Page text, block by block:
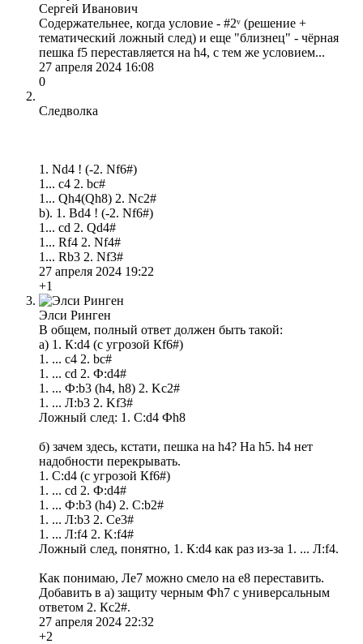
Сергей Иванович
Содержательнее, когда условие - #2ᵛ (решение +
тематический ложный след) и еще "близнец" - чёрная
пешка f5 переставляется на h4, с тем же условием...
27 апреля 2024 16:08
0
Следволка
1. Nd4 ! (-2. Nf6#)
1... c4 2. bc#
1... Qh4(Qh8) 2. Nc2#
b). 1. Bd4 ! (-2. Nf6#)
1... cd 2. Qd4#
1... Rf4 2. Nf4#
1... Rb3 2. Nf3#
27 апреля 2024 19:22
+1
Элси Ринген
В общем, полный ответ должен быть такой:
а) 1. К:d4 (c угрозой Кf6#)
1. ... c4 2. bc#
1. ... cd 2. Ф:d4#
1. ... Ф:b3 (h4, h8) 2. Kc2#
1. ... Л:b3 2. Kf3#
Ложный след: 1. С:d4 Фh8
б) зачем здесь, кстати, пешка на h4? На h5. h4 нет
надобности перекрывать.
1. С:d4 (c угрозой Кf6#)
1. ... cd 2. Ф:d4#
1. ... Ф:b3 (h4) 2. C:b2#
1. ... Л:b3 2. Ce3#
1. ... Л:f4 2. K:f4#
Ложный след, понятно, 1. К:d4 как раз из-за 1. ... Л:f4.
Как понимаю, Лe7 можно смело на е8 переставить.
Добавить в а) защиту черным Фh7 с универсальным
ответом 2. Кс2#.
27 апреля 2024 22:32
+2